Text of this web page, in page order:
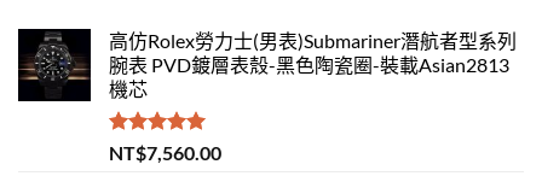
高仿Rolex勞力士(男表)Submariner潛航者型系列
腕表 PVD鍍層表殼-黑色陶瓷圈-裝載Asian2813
機芯
評分 5.00
滿分 5
NT$7,560.00